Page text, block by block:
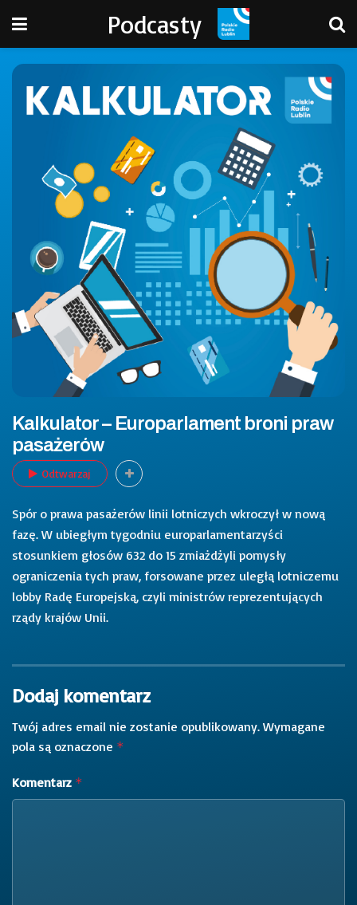
Podcasty
Kalkulator – Europarlament broni praw
pasażerów
Odtwarzaj
Spór o prawa pasażerów linii lotniczych wkroczył w nową
fazę. W ubiegłym tygodniu europarlamentarzyści
stosunkiem głosów 632 do 15 zmiażdżyli pomysły
ograniczenia tych praw, forsowane przez uległą lotniczemu
lobby Radę Europejską, czyli ministrów reprezentujących
rządy krajów Unii.
Dodaj komentarz
Twój adres email nie zostanie opublikowany. Wymagane
pola są oznaczone *
Komentarz *